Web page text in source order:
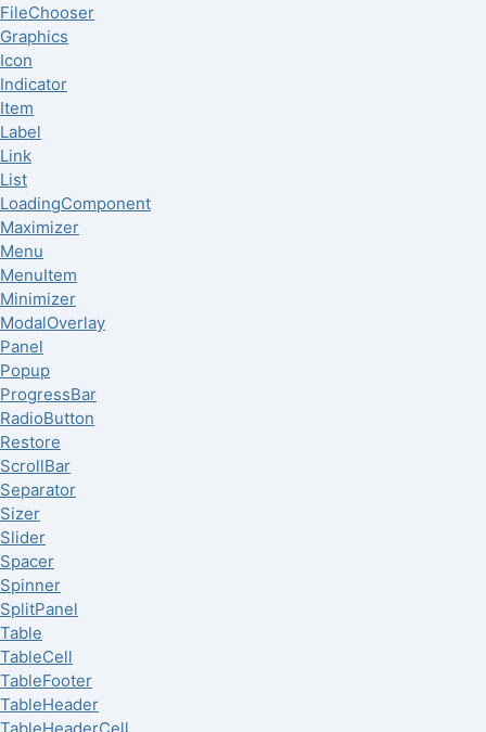
FileChooser
Graphics
Icon
Indicator
Item
Label
Link
List
LoadingComponent
Maximizer
Menu
MenuItem
Minimizer
ModalOverlay
Panel
Popup
ProgressBar
RadioButton
Restore
ScrollBar
Separator
Sizer
Slider
Spacer
Spinner
SplitPanel
Table
TableCell
TableFooter
TableHeader
TableHeaderCell